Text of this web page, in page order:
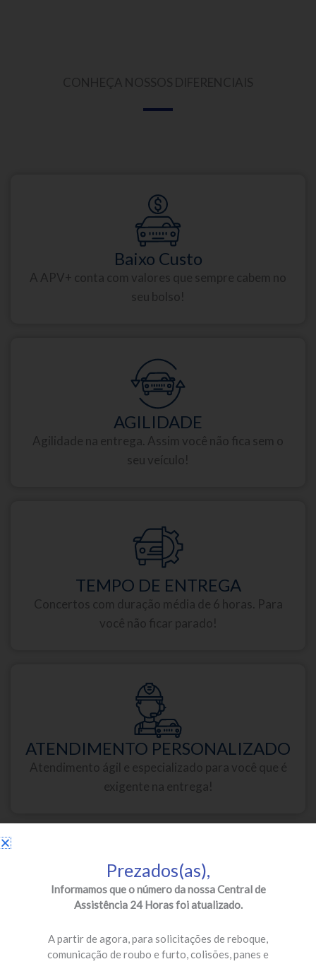
Baixo Custo
A APV+ conta com valores que sempre cabem no
seu bolso!
AGILIDADE
Agilidade na entrega. Assim você não fica sem o
seu veículo!
TEMPO DE ENTREGA
Concertos com duração média de 6 horas. Para
você não ficar parado!
ATENDIMENTO PERSONALIZADO
Atendimento ágil e especializado para você que é
exigente na entrega!
PARCEIROS DE PRIMEIRA
segurança!
Prezados(as),
Informamos que o número da nossa Central de
Assistência 24 Horas foi atualizado.
A partir de agora, para solicitações de reboque,
comunicação de roubo e furto, colisões, panes e